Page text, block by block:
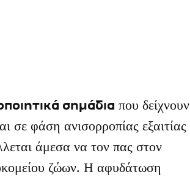
σημάδια που δείχνουν
σε φάση ανισορροπίας εξαιτίας
άμεσα να τον πας στον
ζώων. Η αφυδάτωση